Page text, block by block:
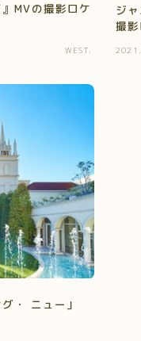
MVの撮影ロケ
WEST.
ジ
撮
・ ニュー」